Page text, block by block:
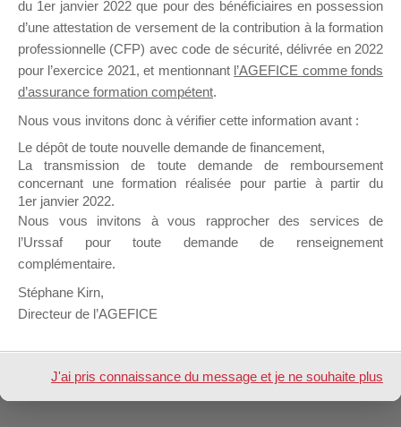
Profil Groupes 0 Forums
Engagements Mes favoris
Sujets favoris des forums
Aucun sujet n’a été trouvé ici.
du 1er janvier 2022 que pour des bénéficiaires en possession
d’une attestation de versement de la contribution à la formation
professionnelle (CFP) avec code de sécurité, délivrée en 2022
pour l’exercice 2021, et mentionnant l’AGEFICE comme fonds
d’assurance formation compétent.
Nous vous invitons donc à vérifier cette information avant :
Le dépôt de toute nouvelle demande de financement,
La transmission de toute demande de remboursement
concernant une formation réalisée pour partie à partir du
1er janvier 2022.
Nous vous invitons à vous rapprocher des services de
l’Urssaf pour toute demande de renseignement
complémentaire.
Stéphane Kirn,
Directeur de l’AGEFICE
J'ai pris connaissance du message et je ne souhaite plus